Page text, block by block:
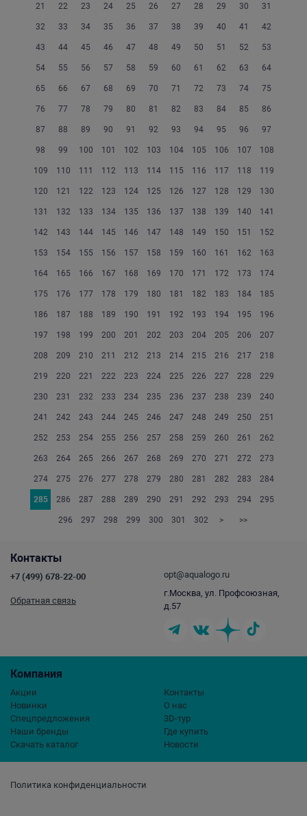
21 22 23 24 25 26 27 28 29 30 31
32 33 34 35 36 37 38 39 40 41 42
43 44 45 46 47 48 49 50 51 52 53
54 55 56 57 58 59 60 61 62 63 64
65 66 67 68 69 70 71 72 73 74 75
76 77 78 79 80 81 82 83 84 85 86
87 88 89 90 91 92 93 94 95 96 97
98 99 100 101 102 103 104 105 106 107 108
109 110 111 112 113 114 115 116 117 118 119
120 121 122 123 124 125 126 127 128 129 130
131 132 133 134 135 136 137 138 139 140 141
142 143 144 145 146 147 148 149 150 151 152
153 154 155 156 157 158 159 160 161 162 163
164 165 166 167 168 169 170 171 172 173 174
175 176 177 178 179 180 181 182 183 184 185
186 187 188 189 190 191 192 193 194 195 196
197 198 199 200 201 202 203 204 205 206 207
208 209 210 211 212 213 214 215 216 217 218
219 220 221 222 223 224 225 226 227 228 229
230 231 232 233 234 235 236 237 238 239 240
241 242 243 244 245 246 247 248 249 250 251
252 253 254 255 256 257 258 259 260 261 262
263 264 265 266 267 268 269 270 271 272 273
274 275 276 277 278 279 280 281 282 283 284
285 286 287 288 289 290 291 292 293 294 295
296 297 298 299 300 301 302 > >>
Политика конфиденциальности
Компания
Акции
Новинки
Спецпредложения
Наши бренды
Скачать каталог
Контакты
О нас
3D-тур
Где купить
Новости
Контакты
+7 (499) 678-22-00
Обратная связь
opt@aqualogo.ru
г.Москва, ул. Профсоюзная,
д.57